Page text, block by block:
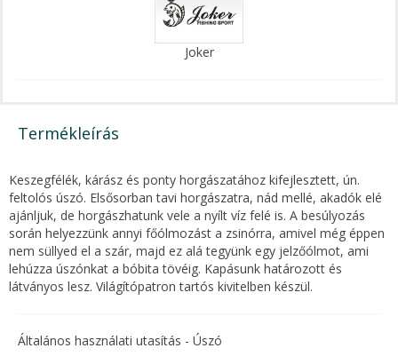
Joker
Termékleírás
Keszegfélék, kárász és ponty horgászatához kifejlesztett, ún.
feltolós úszó. Elsősorban tavi horgászatra, nád mellé, akadók elé
ajánljuk, de horgászhatunk vele a nyílt víz felé is. A besúlyozás
során helyezzünk annyi főólmozást a zsinórra, amivel még éppen
nem süllyed el a szár, majd ez alá tegyünk egy jelzőólmot, ami
lehúzza úszónkat a bóbita tövéig. Kapásunk határozott és
látványos lesz. Világítópatron tartós kivitelben készül.
Általános használati utasítás - Úszó